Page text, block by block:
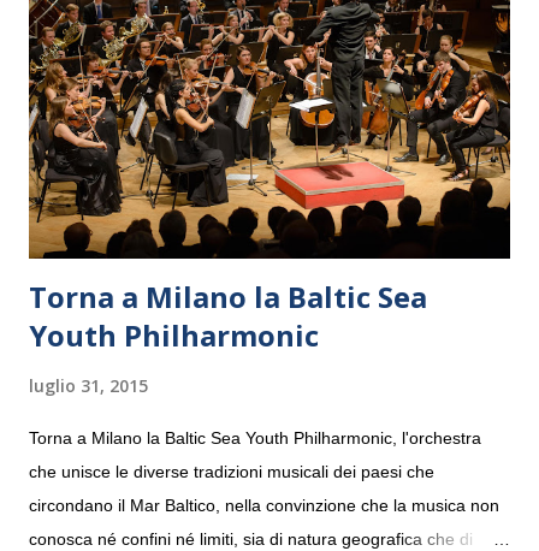
Torna a Milano la Baltic Sea
Youth Philharmonic
luglio 31, 2015
Torna a Milano la Baltic Sea Youth Philharmonic, l'orchestra
che unisce le diverse tradizioni musicali dei paesi che
circondano il Mar Baltico, nella convinzione che la musica non
conosca né confini né limiti, sia di natura geografica che di